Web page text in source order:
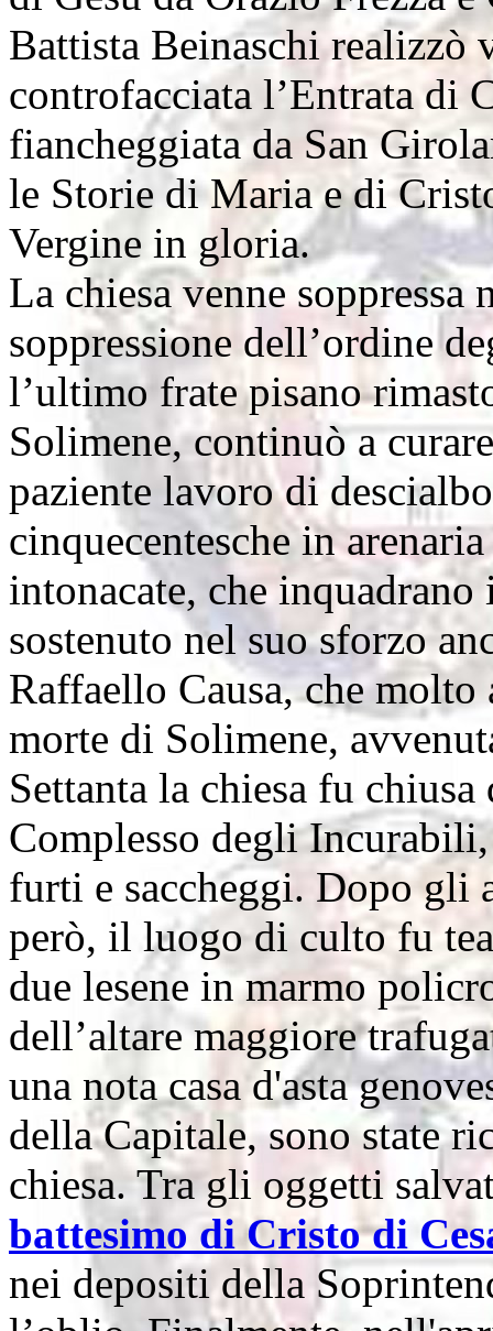
Battista Beinaschi
controfacciata l’Entrata di
fiancheggiata da San
le Storie di Maria e di
Vergine in gloria.
La chiesa venne soppressa
soppressione dell’ordine
l’ultimo frate pisano
Solimene, continuò a
paziente lavoro di
cinquecentesche in
intonacate, che
sostenuto nel suo sforzo
Raffaello Causa, che
morte di Solimene,
Settanta la chiesa fu
Complesso degli
furti e saccheggi. Dopo gli
però, il luogo di culto fu
due lesene in marmo
dell’altare maggiore
una nota casa d'asta
della Capitale, sono state
chiesa. Tra gli oggetti
battesimo di Cristo di
nei depositi della